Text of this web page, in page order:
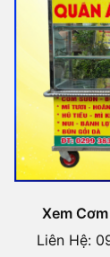
Xem
Liên Hệ: